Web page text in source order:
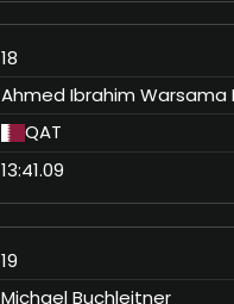
18
Ahmed Ibrahim Warsama
QAT
13:41.09
19
Michael Buchleitner